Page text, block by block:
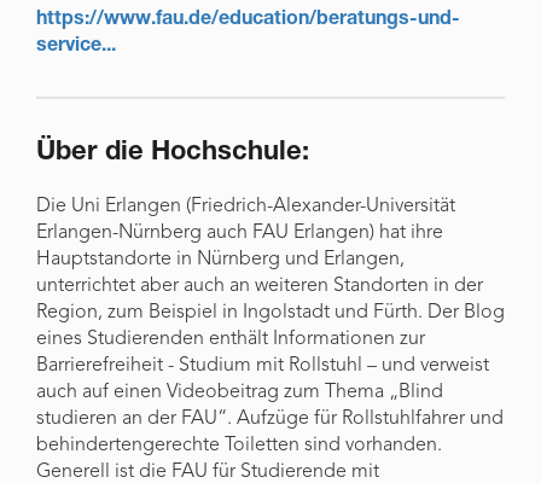
https://www.fau.de/education/beratungs-und-
service...
Über die Hochschule:
Die Uni Erlangen (Friedrich-Alexander-Universität
Erlangen-Nürnberg auch FAU Erlangen) hat ihre
Hauptstandorte in Nürnberg und Erlangen,
unterrichtet aber auch an weiteren Standorten in der
Region, zum Beispiel in Ingolstadt und Fürth. Der Blog
eines Studierenden enthält Informationen zur
Barrierefreiheit - Studium mit Rollstuhl – und verweist
auch auf einen Videobeitrag zum Thema „Blind
studieren an der FAU“. Aufzüge für Rollstuhlfahrer und
behindertengerechte Toiletten sind vorhanden.
Generell ist die FAU für Studierende mit